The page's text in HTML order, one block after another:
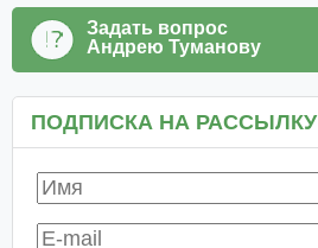
Задать вопрос
Андрею Туманову
ПОДПИСКА НА РАССЫЛКУ